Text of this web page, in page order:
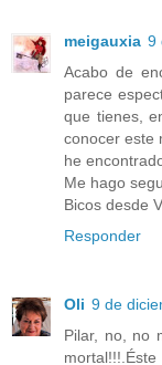
meigauxia 9
Acabo de
parece
que tienes,
conocer este
he
Me hago
Bicos desde
Responder
Oli 9 de
Pilar, no, no